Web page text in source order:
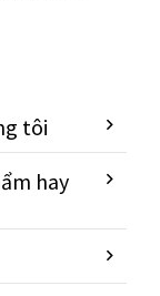
tôi
hay